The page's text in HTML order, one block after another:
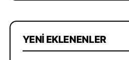
YENI EKLENENLER